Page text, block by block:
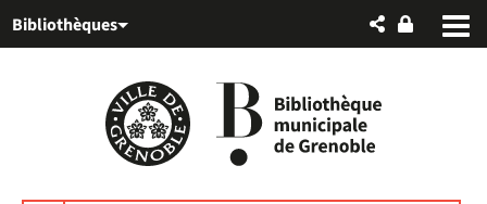
au
auBibliothèques